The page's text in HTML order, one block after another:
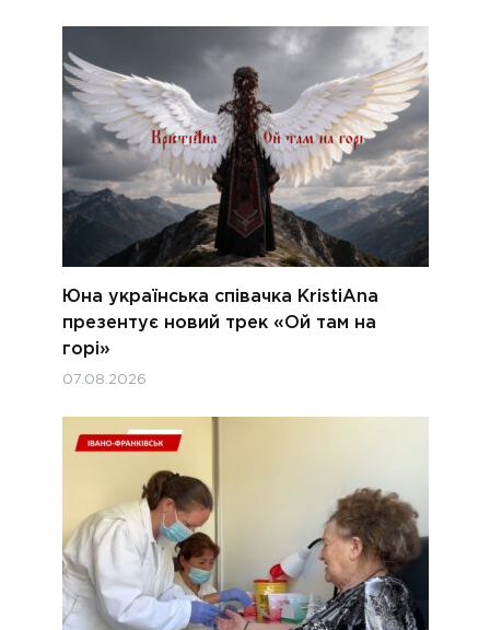
Юна українська співачка KristiAna
презентує новий трек «Ой там на
горі»
07.08.2026